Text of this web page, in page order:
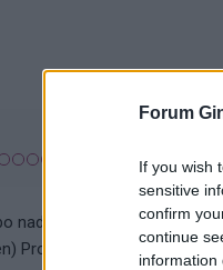
Forum
If you wish
sensitive
confirm
continue
information
nadal z niecierpliwoscia
Prosze, nie zostawiajcie